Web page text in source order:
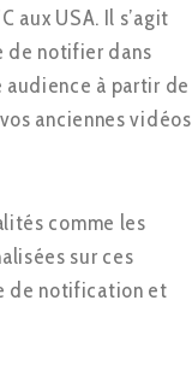
aux USA. Il s’agit
de notifier dans
audience à partir de
anciennes vidéos
comme les
sur ces
de notification et